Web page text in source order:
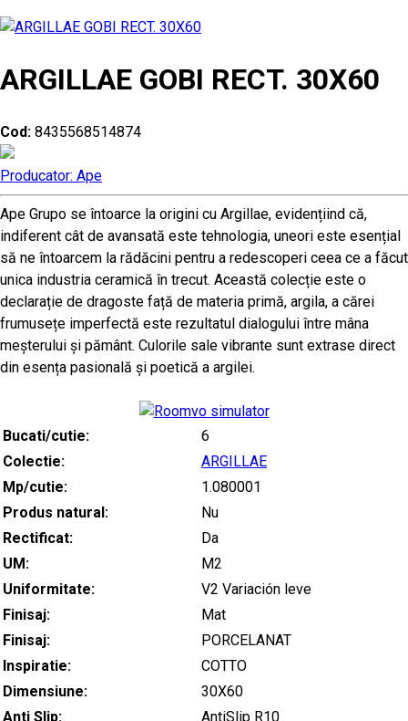
ARGILLAE GOBI RECT. 30X60
Cod: 8435568514874
Producator: Ape
Ape Grupo se întoarce la origini cu Argillae, evidențiind că,
indiferent cât de avansată este tehnologia, uneori este esențial
să ne întoarcem la rădăcini pentru a redescoperi ceea ce a făcut
unica industria ceramică în trecut. Această colecție este o
declarație de dragoste față de materia primă, argila, a cărei
frumusețe imperfectă este rezultatul dialogului între mâna
meșterului și pământ. Culorile sale vibrante sunt extrase direct
din esența pasională și poetică a argilei.
Bucati/cutie:
6
Colectie:
ARGILLAE
Mp/cutie:
1.080001
Produs natural:
Nu
Rectificat:
Da
UM:
M2
Uniformitate:
V2 Variación leve
Finisaj:
Mat
Finisaj:
PORCELANAT
Inspiratie:
COTTO
Dimensiune:
30X60
Anti Slip:
AntiSlip R10